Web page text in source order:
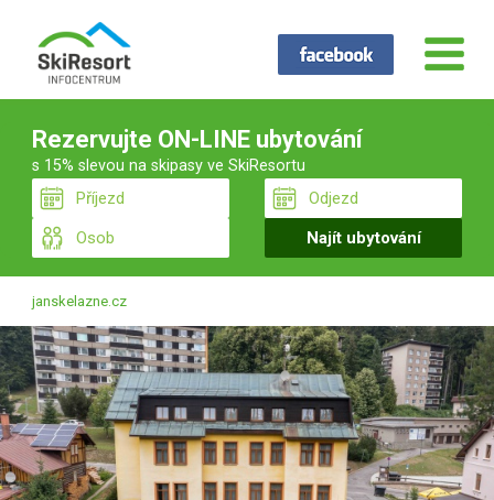
Rezervujte ON-LINE ubytování
s 15% slevou na skipasy ve SkiResortu
janskelazne.cz